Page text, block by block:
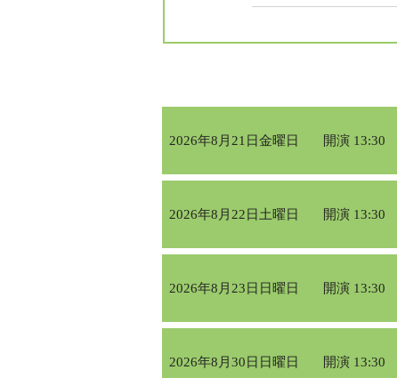
2026年8月21日金曜日 開演 13:30
2026年8月22日土曜日 開演 13:30
2026年8月23日日曜日 開演 13:30
2026年8月30日日曜日 開演 13:30